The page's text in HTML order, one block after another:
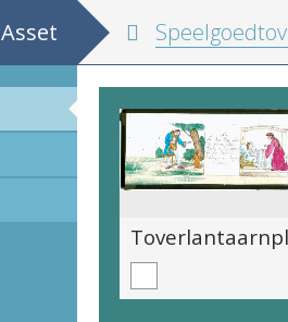
Asset Speelgoedtoverlantaarnplaatjes_MAS